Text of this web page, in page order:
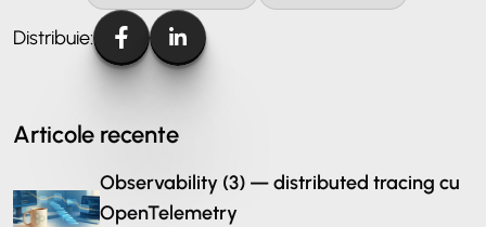
Distribuie:
Articole recente
Observability (3) — distributed tracing cu
OpenTelemetry